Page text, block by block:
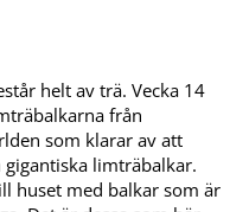
helt av trä. Vecka 14
från
som klarar av att
limträbalkar.
huset med balkar som är